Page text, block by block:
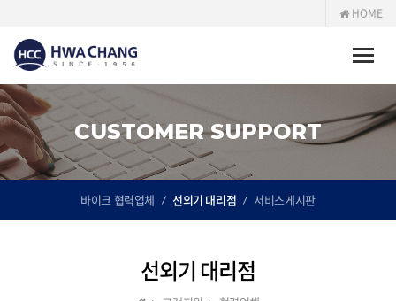
HOME
Toggle
CUSTOMER SUPPORT
바이크 협력업체 선외기 대리점 서비스게시판
선외기 대리점